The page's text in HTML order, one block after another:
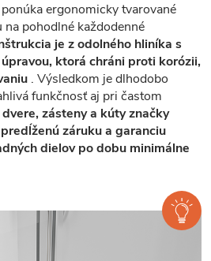
ergonomicky tvarované
pohodlné každodenné
je z odolného hliníka s
ktorá chráni proti korózii,
. Výsledkom je dlhodobo
funkčnosť aj pri častom
zásteny a kúty značky
záruku a garanciu
dielov po dobu minimálne